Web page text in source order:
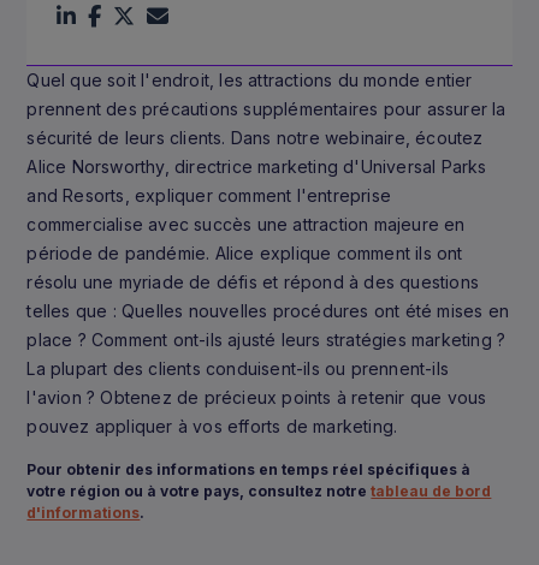
Quel que soit l'endroit, les attractions du monde entier
prennent des précautions supplémentaires pour assurer la
sécurité de leurs clients. Dans notre webinaire, écoutez
Alice Norsworthy, directrice marketing d'Universal Parks
and Resorts, expliquer comment l'entreprise
commercialise avec succès une attraction majeure en
période de pandémie. Alice explique comment ils ont
résolu une myriade de défis et répond à des questions
telles que : Quelles nouvelles procédures ont été mises en
place ? Comment ont-ils ajusté leurs stratégies marketing ?
La plupart des clients conduisent-ils ou prennent-ils
l'avion ? Obtenez de précieux points à retenir que vous
pouvez appliquer à vos efforts de marketing.
Pour obtenir des informations en temps réel spécifiques à
votre région ou à votre pays, consultez notretableau de bord
d'informations.